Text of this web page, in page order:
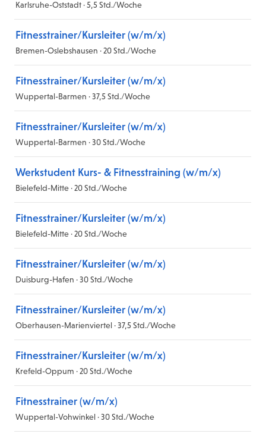
Karlsruhe-Oststadt · 5,5 Std./Woche
Fitnesstrainer/Kursleiter (w/m/x)
Bremen-Oslebshausen · 20 Std./Woche
Fitnesstrainer/Kursleiter (w/m/x)
Wuppertal-Barmen · 37,5 Std./Woche
Fitnesstrainer/Kursleiter (w/m/x)
Wuppertal-Barmen · 30 Std./Woche
Werkstudent Kurs- & Fitnesstraining (w/m/x)
Bielefeld-Mitte · 20 Std./Woche
Fitnesstrainer/Kursleiter (w/m/x)
Bielefeld-Mitte · 20 Std./Woche
Fitnesstrainer/Kursleiter (w/m/x)
Duisburg-Hafen · 30 Std./Woche
Fitnesstrainer/Kursleiter (w/m/x)
Oberhausen-Marienviertel · 37,5 Std./Woche
Fitnesstrainer/Kursleiter (w/m/x)
Krefeld-Oppum · 20 Std./Woche
Fitnesstrainer (w/m/x)
Wuppertal-Vohwinkel · 30 Std./Woche